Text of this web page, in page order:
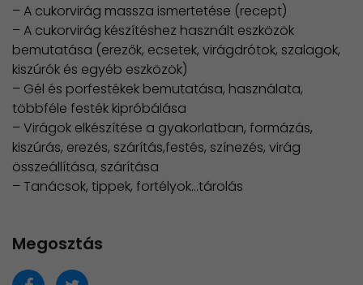
– A cukorvirág massza ismertetése (recept)
– A cukorvirág készítéshez használt eszközök
bemutatása (erezők, ecsetek, virágdrótok, szalagok,
kiszúrók és egyéb eszközök)
– Gél és porfestékek bemutatása, használata,
többféle festék kipróbálása
– Virágok elkészítése a gyakorlatban, formázás,
kiszúrás, erezés, szárítás,festés, színezés, virág
összeállítása, szárítása
– Tanácsok, tippek, fortélyok…tárolás
Megosztás